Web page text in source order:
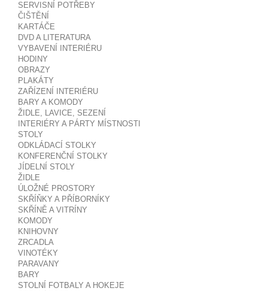
SERVISNÍ POTŘEBY
ČIŠTĚNÍ
KARTÁČE
DVD A LITERATURA
VYBAVENÍ INTERIÉRU
HODINY
OBRAZY
PLAKÁTY
ZAŘÍZENÍ INTERIÉRU
BARY A KOMODY
ŽIDLE, LAVICE, SEZENÍ
INTERIÉRY A PÁRTY MÍSTNOSTI
STOLY
ODKLÁDACÍ STOLKY
KONFERENČNÍ STOLKY
JÍDELNÍ STOLY
ŽIDLE
ÚLOŽNÉ PROSTORY
SKŘÍŇKY A PŘÍBORNÍKY
SKŘÍNĚ A VITRÍNY
KOMODY
KNIHOVNY
ZRCADLA
VINOTÉKY
PARAVANY
BARY
STOLNÍ FOTBALY A HOKEJE